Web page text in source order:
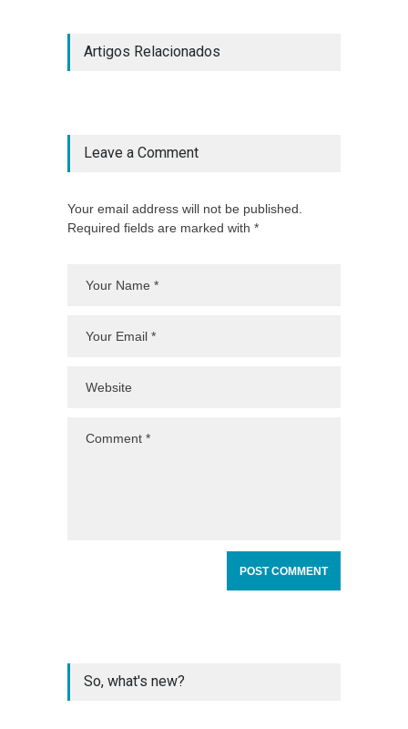
Artigos Relacionados
Leave a Comment
Your email address will not be published.
Required fields are marked with *
So, what's new?